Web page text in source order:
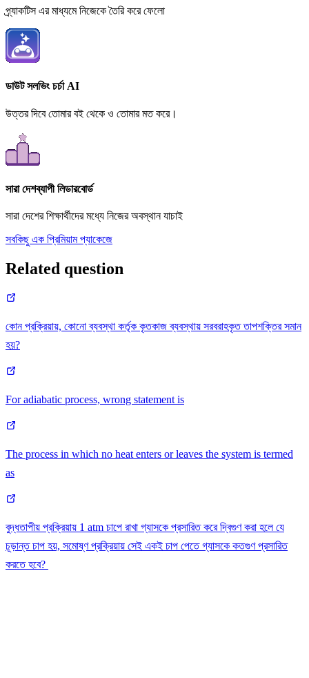
প্র্যাকটিস এর মাধ্যমে নিজেকে তৈরি করে ফেলো
ডাউট সলভিং চর্চা AI
উত্তর দিবে তোমার বই থেকে ও তোমার মত করে।
সারা দেশব্যাপী লিডারবোর্ড
সারা দেশের শিক্ষার্থীদের মধ্যে নিজের অবস্থান যাচাই
সবকিছু এক প্রিমিয়াম প্যাকেজে
Related question
কোন প্রক্রিয়ায়, কোনো ব্যবস্থা কর্তৃক কৃতকাজ ব্যবস্থায় সরবরাহকৃত তাপশক্তির সমান
হয়?
For adiabatic process, wrong statement is
The process in which no heat enters or leaves the system is termed
as
বুদ্ধতাপীয় প্রক্রিয়ায় 1 atm চাপে রাখা গ্যাসকে প্রসারিত করে দ্বিগুণ করা হলে যে
চূড়ান্ত চাপ হয়, সমোষ্ণ প্রক্রিয়ায় সেই একই চাপ পেতে গ্যাসকে কতগুণ প্রসারিত
করতে হবে?